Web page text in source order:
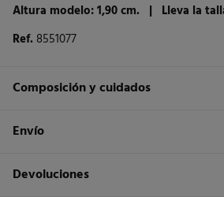
Altura modelo: 1,90 cm. | Lleva la
Ref. 8551077
Composición y cuidados
Composición
Cuidados
Envío
Envío a tienda
Devoluciones